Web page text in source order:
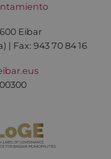
Eibar
| Fax: 943 70 84 16